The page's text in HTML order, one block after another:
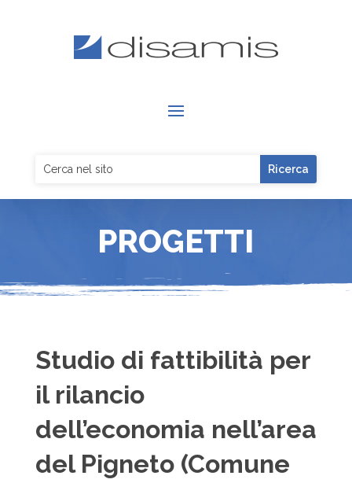
PROGETTI
Studio di fattibilità per
il rilancio
dell’economia nell’area
del Pigneto (Comune